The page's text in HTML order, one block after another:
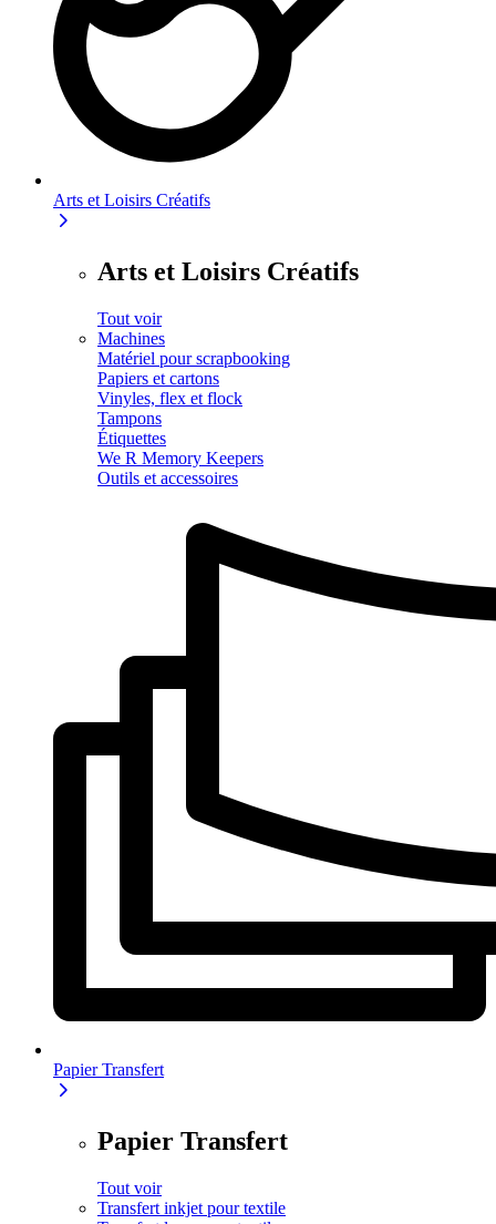
Arts et Loisirs Créatifs
Arts et Loisirs Créatifs
Tout voir
Machines
Matériel pour scrapbooking
Papiers et cartons
Vinyles, flex et flock
Tampons
Étiquettes
We R Memory Keepers
Outils et accessoires
Papier Transfert
Papier Transfert
Tout voir
Transfert inkjet pour textile